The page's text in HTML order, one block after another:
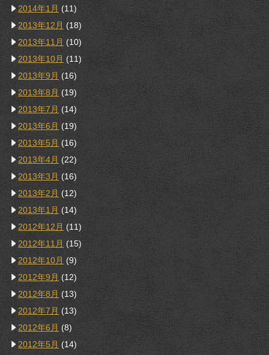
2014年1月 (11)
2013年12月 (18)
2013年11月 (10)
2013年10月 (11)
2013年9月 (16)
2013年8月 (19)
2013年7月 (14)
2013年6月 (19)
2013年5月 (16)
2013年4月 (22)
2013年3月 (16)
2013年2月 (12)
2013年1月 (14)
2012年12月 (11)
2012年11月 (15)
2012年10月 (9)
2012年9月 (12)
2012年8月 (13)
2012年7月 (13)
2012年6月 (8)
2012年5月 (14)